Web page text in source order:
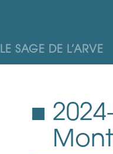
LE SAGE DE L’ARVE